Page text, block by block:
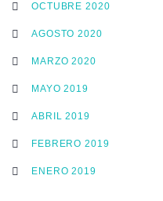
OCTUBRE 2020
AGOSTO 2020
MARZO 2020
MAYO 2019
ABRIL 2019
FEBRERO 2019
ENERO 2019